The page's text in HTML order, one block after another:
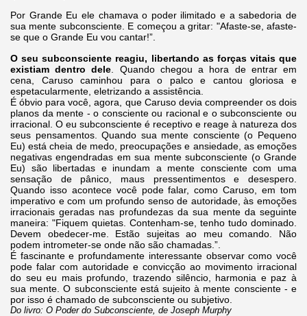
Por Grande Eu ele chamava o poder ilimitado e a sabedoria de
sua mente subconsciente. E começou a gritar: "Afaste-se, afaste-
se que o Grande Eu vou cantar!”.
O seu subconsciente reagiu, libertando as forças vitais que
existiam dentro dele . Quando chegou a hora de entrar em
cena, Caruso caminhou para o palco e cantou gloriosa e
espetacularmente, eletrizando a assistência.
É óbvio para você, agora, que Caruso devia compreender os dois
planos da mente - o consciente ou racional e o subconsciente ou
irracional. O eu subconsciente é receptivo e reage à natureza dos
seus pensamentos. Quando sua mente consciente (o Pequeno
Eu) está cheia de medo, preocupações e ansiedade, as emoções
negativas engendradas em sua mente subconsciente (o Grande
Eu) são libertadas e inundam a mente consciente com uma
sensação de pânico, maus pressentimentos e desespero.
Quando isso acontece você pode falar, como Caruso, em tom
imperativo e com um profundo senso de autoridade, às emoções
irracionais geradas nas profundezas da sua mente da seguinte
maneira: "Fiquem quietas. Contenham-se, tenho tudo dominado.
Devem obedecer-me. Estão sujeitas ao meu comando. Não
podem intrometer-se onde não são chamadas.”.
É fascinante e profundamente interessante observar como você
pode falar com autoridade e convicção ao movimento irracional
do seu eu mais profundo, trazendo silêncio, harmonia e paz à
sua mente. O subconsciente está sujeito à mente consciente - e
por isso é chamado de subconsciente ou subjetivo.
Do livro: O Poder do Subconsciente, de Joseph Murphy